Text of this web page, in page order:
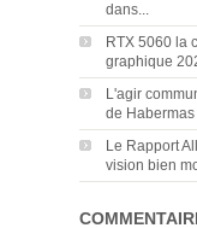
dans...
RTX 5060 la
graphique
L'agir
de Habermas
Le Rapport
vision bien